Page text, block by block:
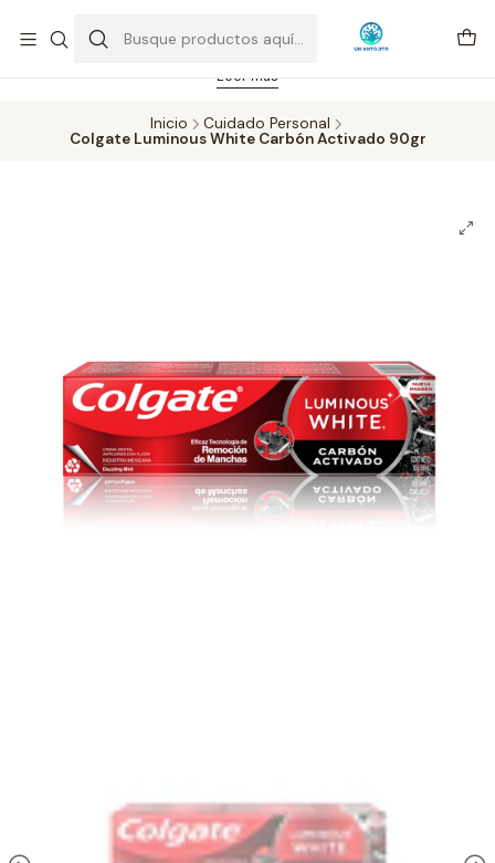
Feriado 21-05-2026 atención hasta las 14 hrs. Envío GRATIS mismo
día solo área Metropolitana Santiago por compras desde CLP 39.900.
Pedidos hasta 16 hrs., sábados y domingos hasta 14 hrs.
Leer más
Inicio
Cuidado Personal
Colgate Luminous White Carbón Activado 90gr